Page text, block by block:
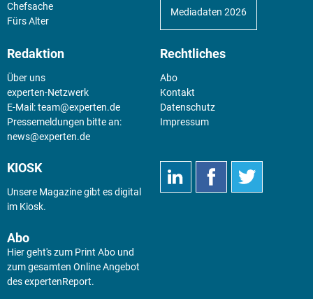
Chefsache
Fürs Alter
Mediadaten 2026
Redaktion
Über uns
experten-Netzwerk
E-Mail:team@experten.de
Pressemeldungen bitte an:
news@experten.de
Rechtliches
Abo
Kontakt
Datenschutz
Impressum
KIOSK
Unsere Magazine gibt es digital
im Kiosk.
Abo
Hier geht's zum Print Abo und
zum gesamten Online Angebot
des expertenReport.